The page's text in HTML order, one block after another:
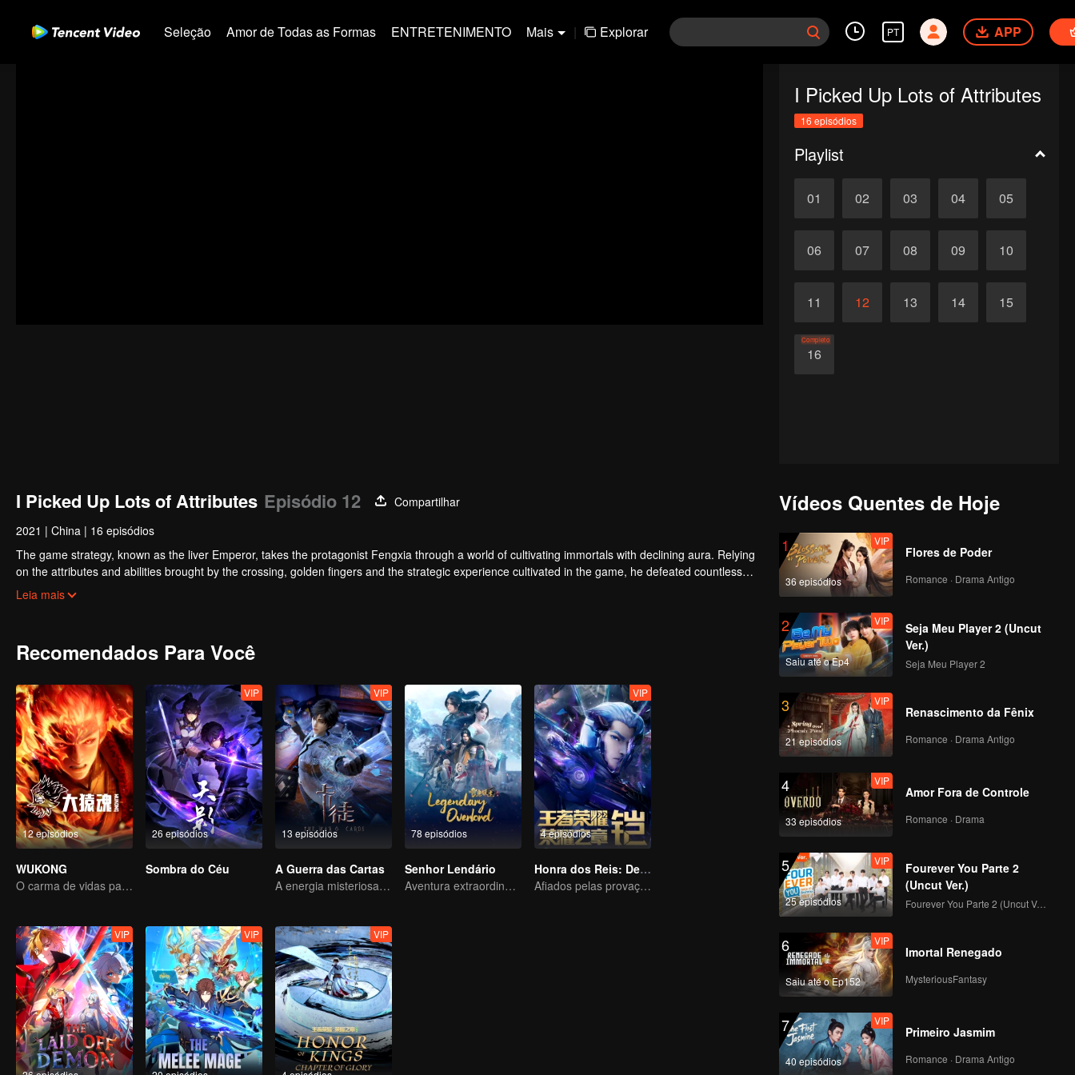
Seleção Amor de Todas as Formas ENTRETENIMENTO Mais | Explorar PT APP
I Picked Up Lots of Attributes
16 episódios
Playlist
01 02 03 04 05
06 07 08 09 10
11 12 13 14 15
16
Completo
I Picked Up Lots of Attributes Episódio 12
Compartilhar
2021 | China | 16 episódios
The game strategy, known as the liver Emperor, takes the protagonist Fengxia through a world of cultivating immortals with declining aura. Relying
on the attributes and abilities brought by the crossing, golden fingers and the strategic experience cultivated in the game, he defeated countless
powerful enemies along the way and gained countless skills. He first solved the internal and external troubles of Qianqiu Valley and defeated the
Leia mais
Recomendados Para Você
12 episódios
WUKONG
O carma de vidas passadas está destinado a destruir os céus.
26 episódios
VIP
Sombra do Céu
13 episódios
VIP
A Guerra das Cartas
A energia misteriosa das cartas causou uma guerra, como Chen Mu lidou com isso?
78 episódios
Senhor Lendário
Aventura extraordinária, um adolescente renascido da adversidade
4 episódios
VIP
Honra dos Reis: Destino
Afiados pelas provações, prontos para enfrentar o destino
VIP VIP VIP
Vídeos Quentes de Hoje
1
36 episódios
VIP
Flores de Poder
Romance · Drama Antigo
2
Saiu até o Ep4
VIP
Seja Meu Player 2 (Uncut
Ver.)
Seja Meu Player 2
3
21 episódios
VIP
Renascimento da Fênix
Romance · Drama Antigo
4
33 episódios
VIP
Amor Fora de Controle
Romance · Drama
5
25 episódios
VIP
Fourever You Parte 2
(Uncut Ver.)
Fourever You Parte 2 (Uncut Ver.)
6
Saiu até o Ep152
VIP
Imortal Renegado
MysteriousFantasy
7
40 episódios
VIP
Primeiro Jasmim
Romance · Drama Antigo